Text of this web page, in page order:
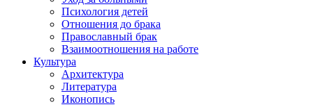
Психология детей
Отношения до брака
Православный брак
Взаимоотношения на работе
Культура
Архитектура
Литература
Иконопись